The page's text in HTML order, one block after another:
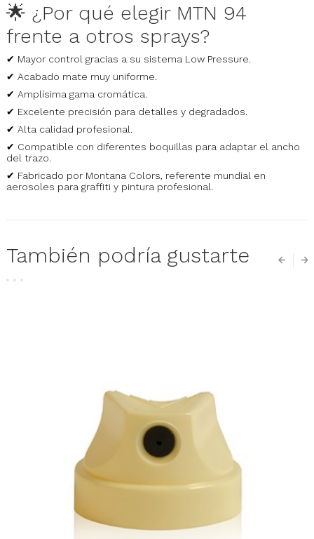
🌟 ¿Por qué elegir MTN 94
frente a otros sprays?
✔ Mayor control gracias a su sistema Low Pressure.
✔ Acabado mate muy uniforme.
✔ Amplísima gama cromática.
✔ Excelente precisión para detalles y degradados.
✔ Alta calidad profesional.
✔ Compatible con diferentes boquillas para adaptar el ancho
del trazo.
✔ Fabricado por Montana Colors, referente mundial en
aerosoles para graffiti y pintura profesional.
También podría gustarte